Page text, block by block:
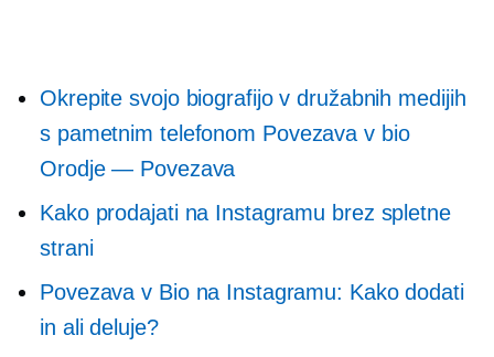
Okrepite svojo biografijo v družabnih medijih
s pametnim telefonom Povezava v bio
Orodje — Povezava
Kako prodajati na Instagramu brez spletne
strani
Povezava v Bio na Instagramu: Kako dodati
in ali deluje?